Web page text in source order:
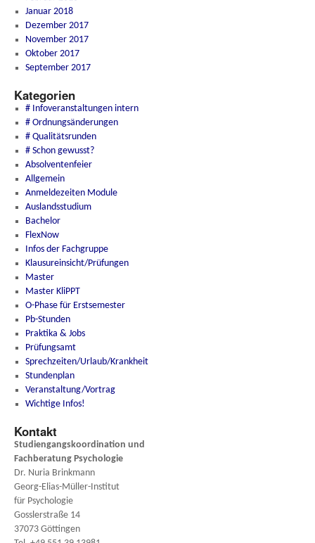
Januar 2018
Dezember 2017
November 2017
Oktober 2017
September 2017
Kategorien
# Infoveranstaltungen intern
# Ordnungsänderungen
# Qualitätsrunden
# Schon gewusst?
Absolventenfeier
Allgemein
Anmeldezeiten Module
Auslandsstudium
Bachelor
FlexNow
Infos der Fachgruppe
Klausureinsicht/Prüfungen
Master
Master KliPPT
O-Phase für Erstsemester
Pb-Stunden
Praktika & Jobs
Prüfungsamt
Sprechzeiten/Urlaub/Krankheit
Stundenplan
Veranstaltung/Vortrag
Wichtige Infos!
Kontakt
Studiengangskoordination und
Fachberatung Psychologie
Dr. Nuria Brinkmann
Georg-Elias-Müller-Institut
für Psychologie
Gosslerstraße 14
37073 Göttingen